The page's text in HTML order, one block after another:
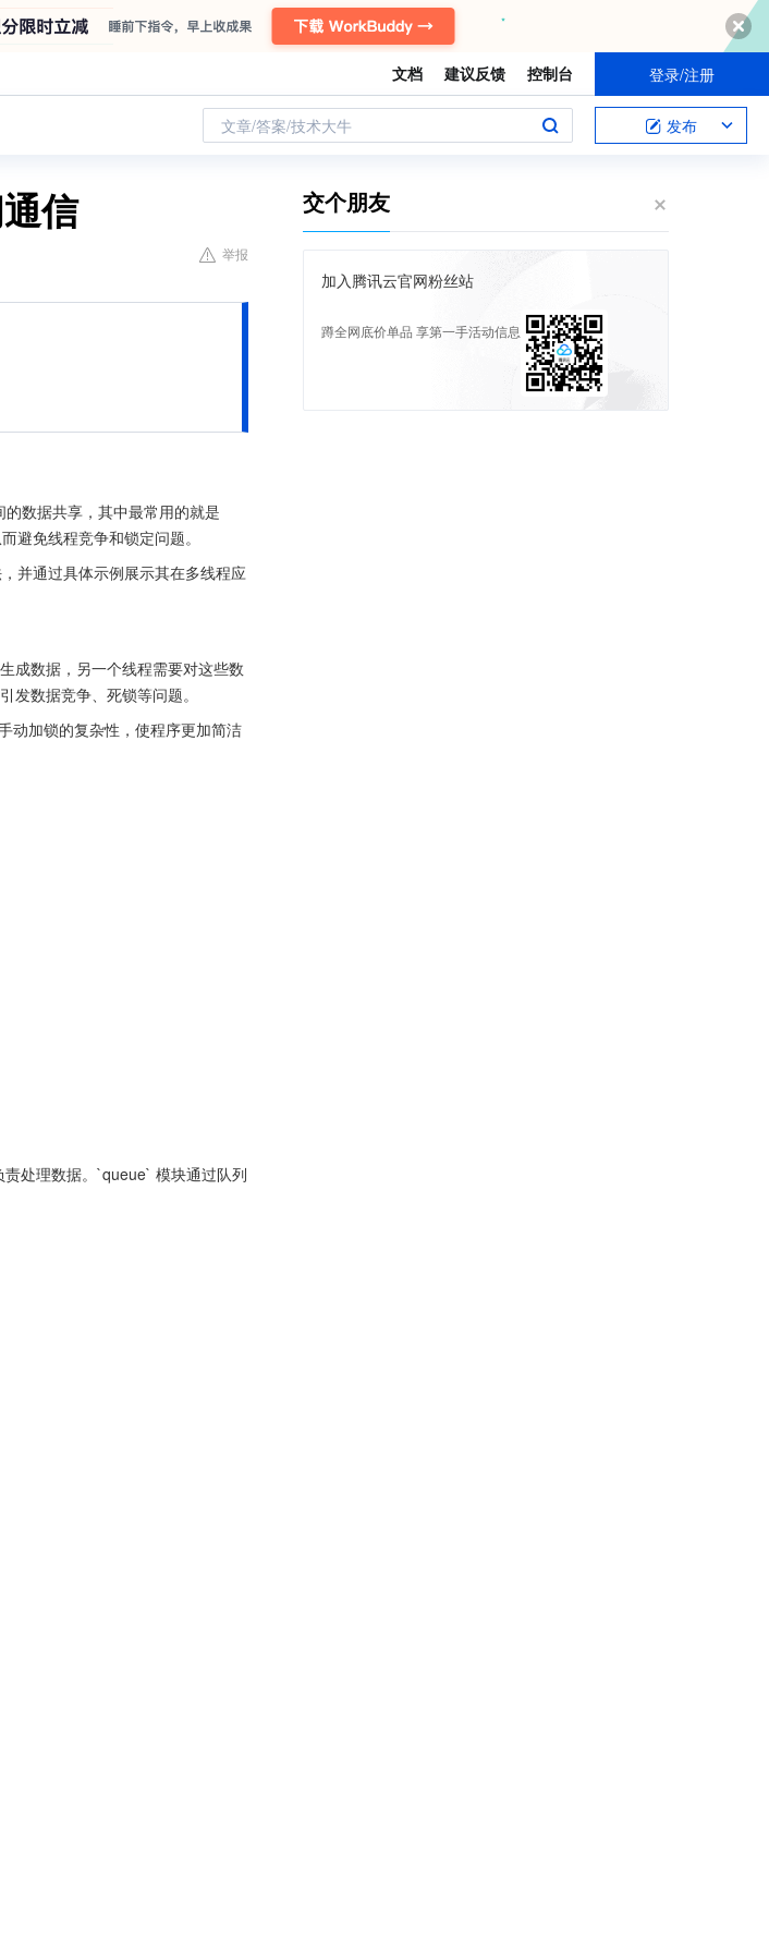
文档 建议反馈 控制台 登录/注册
文章/答案/技术大牛 发布
信
举报
数据共享，其中最常用的就是
避免线程竞争和锁定问题。
并通过具体示例展示其在多线程应
成数据，另一个线程需要对这些数
数据竞争、死锁等问题。
动加锁的复杂性，使程序更加简洁
处理数据。`queue` 模块通过队列
交个朋友
加入腾讯云官网粉丝站
蹲全网底价单品 享第一手活动信息